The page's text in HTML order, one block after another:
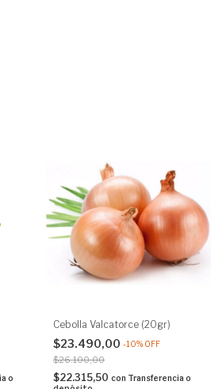
o
Cebolla Valcatorce (20gr)
$23.490,00 -10% OFF
$26.100,00
$22.315,50 con Transferencia o